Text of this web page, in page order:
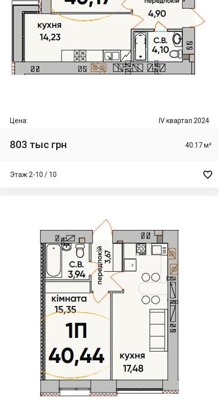
Цена: IV квартал 2024
803 тыс грн 40.17 м²
Этаж 2-10 / 10 